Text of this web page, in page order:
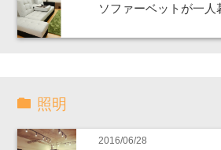
ソファーベットが一
照明
2016/06/28